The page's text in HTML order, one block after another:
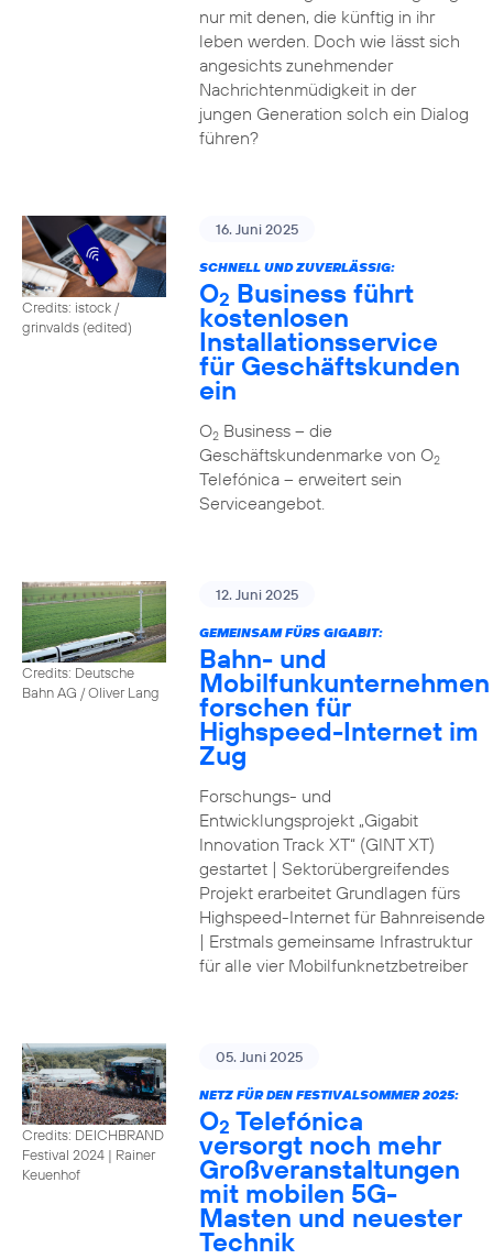
nur mit denen, die künftig in ihr
leben werden. Doch wie lässt sich
angesichts zunehmender
Nachrichtenmüdigkeit in der
jungen Generation solch ein Dialog
führen?
Credits: istock /
grinvalds (edited)
16. Juni 2025
SCHNELL UND ZUVERLÄSSIG:
O2 Business führt
kostenlosen
Installationsservice
für Geschäftskunden
ein
O2Business – die
Geschäftskundenmarke von O2
Telefónica – erweitert sein
Serviceangebot.
Credits: Deutsche
Bahn AG / Oliver Lang
12. Juni 2025
GEMEINSAM FÜRS GIGABIT:
Bahn- und
Mobilfunkunternehmen
forschen für
Highspeed-Internet im
Zug
Forschungs- und
Entwicklungsprojekt „Gigabit
Innovation Track XT“ (GINT XT)
gestartet | Sektorübergreifendes
Projekt erarbeitet Grundlagen fürs
Highspeed-Internet für Bahnreisende
| Erstmals gemeinsame Infrastruktur
für alle vier Mobilfunknetzbetreiber
Credits: DEICHBRAND
Festival 2024 | Rainer
Keuenhof
05. Juni 2025
NETZ FÜR DEN FESTIVALSOMMER 2025:
O2 Telefónica
versorgt noch mehr
Großveranstaltungen
mit mobilen 5G-
Masten und neuester
Technik